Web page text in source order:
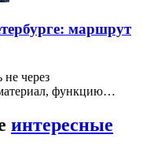
маршрут
через
функцию…
интересные